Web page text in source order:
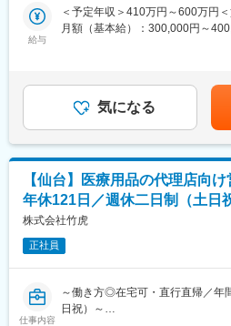
■主な取引先
・介護用品卸会社
→一般消費者向けに介護用品を販
具体例として、松葉杖、補聴器、
す、食事補助具、リハビリ器具な
・リネン会社
→介護施設や病院、ホテルなどに
やシーツ、寝具類の貸出やクリー
■配属組織
男性２名、女性１名で、非常に穏
■働きやすさ
中途入社者の定着率が年々上昇し
100％定着を実現！
営業です。既存顧客の維持に加
拓もお任せします。
・既存顧客リストに沿って大学の
・代理店との関係構築
・新規開拓
・当社の試薬をお客様に説明（学
・顧客満足度の向上、自社ブラン
■入社後のサポート体制：
初日は横浜本社でオリエンテーシ
その後は２カ月程、リモートでの
■働き方について：
残業は基本的にありません。直行
給与
＜予定年収＞410万円～600万円
月額（基本給）：300,000円～
バー（月給30万円＋歩合給＋賞
メンバー（月給30万円＋歩合給
安の金額であり、選考を通じて上
(月額)は固定手当を含めた表記で
気になる
【仙台】医療用品の代理店向
年休121日／週休二日制（土日
株式会社竹虎
正社員
仕事内容
～働き方◎在宅可・直行直帰／年
日祝）～